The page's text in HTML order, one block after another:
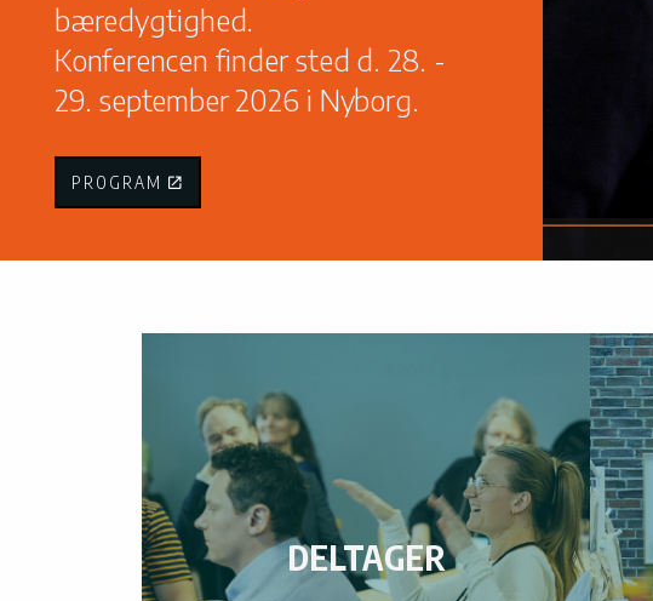
bæredygtighed.
Konferencen finder sted d. 28. -
29. september 2026 i Nyborg.
PROGRAM
DELTAGER